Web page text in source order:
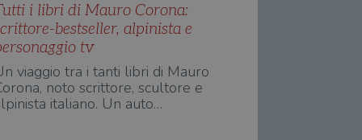
i libri di Mauro Corona:
bestseller, alpinista e
tv
viaggio tra i tanti libri di Mauro
noto scrittore, scultore e
italiano. Un auto…
usato da Google.
un numero
richiesta di pagina in
per i report di analisi
personalizzabile dai
utenti, ma senza
è stimolante.
traccia delle
delle preferenze
può anche determinare
o la vecchia versione